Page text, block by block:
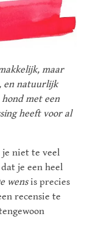
maar
en natuurlijk
met een
heeft voor al
je niet te veel
je een heel
wensis precies
recensie te